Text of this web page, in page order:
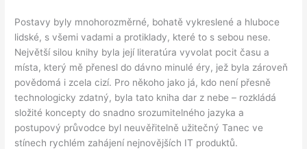
Postavy byly mnohorozměrné, bohatě vykreslené a hluboce
lidské, s všemi vadami a protiklady, které to s sebou nese.
Největší silou knihy byla její literatúra vyvolat pocit času a
místa, který mě přenesl do dávno minulé éry, jež byla zároveň
povědomá i zcela cizí. Pro někoho jako já, kdo není přesně
technologicky zdatný, byla tato kniha dar z nebe – rozkládá
složité koncepty do snadno srozumitelného jazyka a
postupový průvodce byl neuvěřitelně užitečný Tanec ve
stínech rychlém zahájení nejnovějších IT produktů.